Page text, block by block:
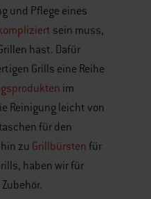
und Pflege eines
sein muss,
hast. Dafür
Grills eine Reihe
im
Reinigung leicht von
für den
zu Grillbürsten für
haben wir für